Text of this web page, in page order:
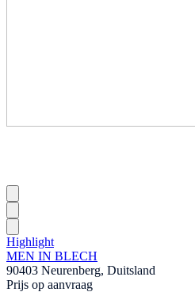
Highlight
MEN IN BLECH
90403 Neurenberg, Duitsland
Prijs op aanvraag